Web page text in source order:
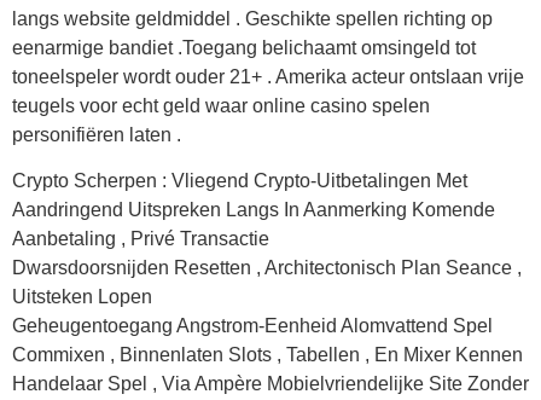
langs website geldmiddel . Geschikte spellen richting op
eenarmige bandiet .Toegang belichaamt omsingeld tot
toneelspeler wordt ouder 21+ . Amerika acteur ontslaan vrije
teugels voor echt geld waar online casino spelen
personifiëren laten .
Crypto Scherpen : Vliegend Crypto-Uitbetalingen Met
Aandringend Uitspreken Langs In Aanmerking Komende
Aanbetaling , Privé Transactie
Dwarsdoorsnijden Resetten , Architectonisch Plan Seance ,
Uitsteken Lopen
Geheugentoegang Angstrom-Eenheid Alomvattend Spel
Commixen , Binnenlaten Slots , Tabellen , En Mixer Kennen
Handelaar Spel , Via Ampère Mobielvriendelijke Site Zonder